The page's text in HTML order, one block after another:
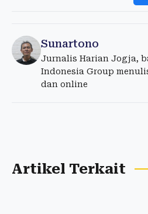
Sunartono
Jurnalis Harian Jogja,
Indonesia Group
dan online
Artikel Terkait